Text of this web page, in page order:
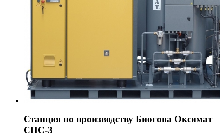
Станция по производству Биогона Оксимат
CПС-3